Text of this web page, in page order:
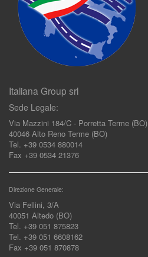
Italiana Group srl
Sede Legale:
Via Mazzini 184/C - Porretta Terme (BO)
40046 Alto Reno Terme (BO)
Tel. +39 0534 880014
Fax +39 0534 21376
Direzione Generale:
Via Fellini, 3/A
40051 Altedo (BO)
Tel. +39 051 875823
Tel. +39 051 6608162
Fax +39 051 870878